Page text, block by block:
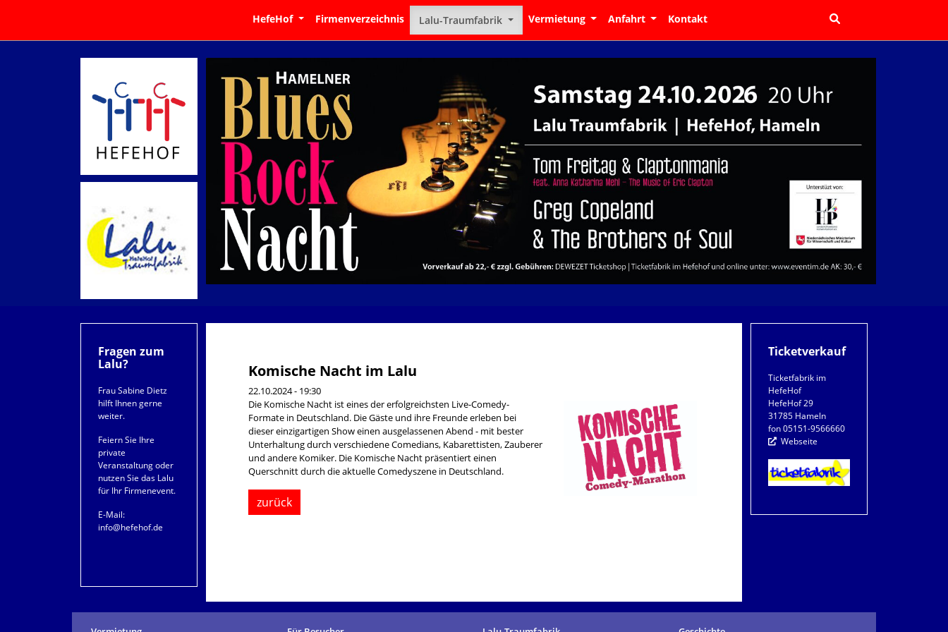
HefeHof Firmenverzeichnis Lalu-Traumfabrik Vermietung Anfahrt Kontakt
Fragen zum
Lalu?
Frau Sabine Dietz
hilft Ihnen gerne
weiter.
Feiern Sie Ihre
private
Veranstaltung oder
nutzen Sie das Lalu
für Ihr Firmenevent.
E-Mail:
info@hefehof.de
Komische Nacht im Lalu
22.10.2024 - 19:30
Die Komische Nacht ist eines der erfolgreichsten Live-Comedy-
Formate in Deutschland. Die Gäste und ihre Freunde erleben bei
dieser einzigartigen Show einen ausgelassenen Abend - mit bester
Unterhaltung durch verschiedene Comedians, Kabarettisten, Zauberer
und andere Komiker. Die Komische Nacht präsentiert einen
Querschnitt durch die aktuelle Comedyszene in Deutschland.
zurück
Ticketverkauf
Ticketfabrik im
HefeHof
HefeHof 29
31785 Hameln
fon 05151-9566660
Webseite